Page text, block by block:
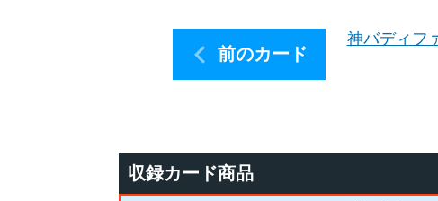
前のカード
神バディフ
収録カード商品